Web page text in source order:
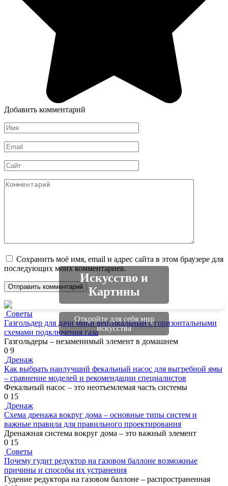
Добавить комментарий
Имя
*
Email
*
Сайт
Комментарий
Сохранить моё имя, email и адрес сайта в этом браузере для
последующих моих комментариев.
Искусство и
Картины
Откройте для себя мир
искусства
Советы
Газгольдер для дачи мини вертикальный с горизонтальными
схемами подключения газа
Газгольдеры – незаменимый элемент в домашнем
0 9
Дренаж
Как выбрать наилучший фекальный насос для выгребной ямы
– сравнение моделей и рекомендации специалистов
Фекальный насос – это неотъемлемая часть системы
0 15
Дренаж
Схема дренажа вокруг дома – основные типы систем и
важные правила для правильного проектирования
Дренажная система вокруг дома – это важный элемент
0 15
Советы
Почему гудит редуктор на газовом баллоне возможные
причины и способы их устранения
Гудение редуктора на газовом баллоне – распространенная